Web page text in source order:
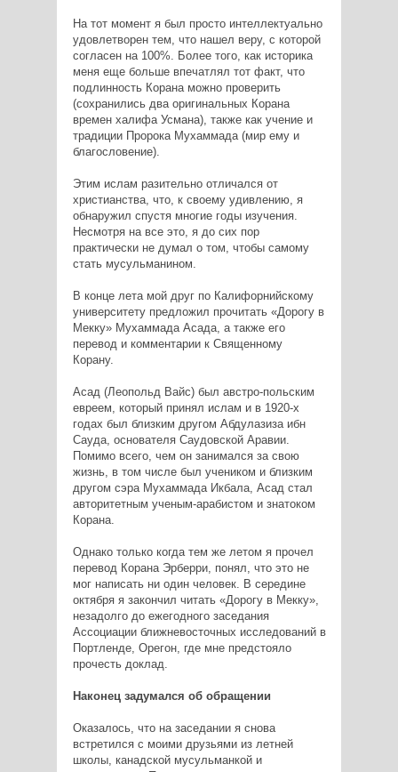
На тот момент я был просто интеллектуально
удовлетворен тем, что нашел веру, с которой
согласен на 100%. Более того, как историка
меня еще больше впечатлял тот факт, что
подлинность Корана можно проверить
(сохранились два оригинальных Корана
времен халифа Усмана), также как учение и
традиции Пророка Мухаммада (мир ему и
благословение).
Этим ислам разительно отличался от
христианства, что, к своему удивлению, я
обнаружил спустя многие годы изучения.
Несмотря на все это, я до сих пор
практически не думал о том, чтобы самому
стать мусульманином.
В конце лета мой друг по Калифорнийскому
университету предложил прочитать «Дорогу в
Мекку» Мухаммада Асада, а также его
перевод и комментарии к Священному
Корану.
Асад (Леопольд Вайс) был австро-польским
евреем, который принял ислам и в 1920-х
годах был близким другом Абдулазиза ибн
Сауда, основателя Саудовской Аравии.
Помимо всего, чем он занимался за свою
жизнь, в том числе был учеником и близким
другом сэра Мухаммада Икбала, Асад стал
авторитетным ученым-арабистом и знатоком
Корана.
Однако только когда тем же летом я прочел
перевод Корана Эрберри, понял, что это не
мог написать ни один человек. В середине
октября я закончил читать «Дорогу в Мекку»,
незадолго до ежегодного заседания
Ассоциации ближневосточных исследований в
Портленде, Орегон, где мне предстояло
прочесть доклад.
Наконец задумался об обращении
Оказалось, что на заседании я снова
встретился с моими друзьями из летней
школы, канадской мусульманкой и